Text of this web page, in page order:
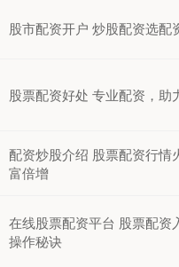
股市配资开户 炒股配资选配
股票配资好处 专业配资，助
配资炒股介绍 股票配资行情
富倍增
在线股票配资平台 股票配资
操作秘诀